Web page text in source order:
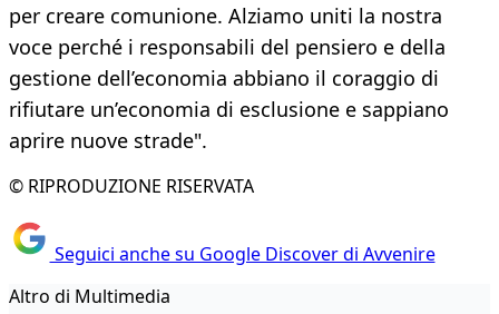
per creare comunione. Alziamo uniti la nostra
voce perché i responsabili del pensiero e della
gestione dell’economia abbiano il coraggio di
rifiutare un’economia di esclusione e sappiano
aprire nuove strade".
© RIPRODUZIONE RISERVATA
Seguici anche su Google Discover di Avvenire
Altro di Multimedia